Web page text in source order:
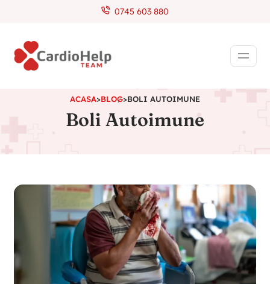
0745 603 880
ACASA>BLOG>BOLI AUTOIMUNE
Boli Autoimune